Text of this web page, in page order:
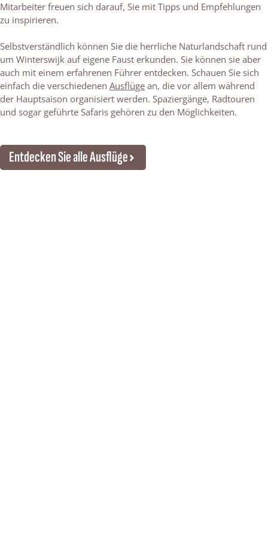
Mitarbeiter freuen sich darauf, Sie mit Tipps und Empfehlungen
zu inspirieren.
Selbstverständlich können Sie die herrliche Naturlandschaft rund
um Winterswijk auf eigene Faust erkunden. Sie können sie aber
auch mit einem erfahrenen Führer entdecken. Schauen Sie sich
einfach die verschiedenen Ausflüge an, die vor allem während
der Hauptsaison organisiert werden. Spaziergänge, Radtouren
und sogar geführte Safaris gehören zu den Möglichkeiten.
Entdecken Sie alle Ausflüge